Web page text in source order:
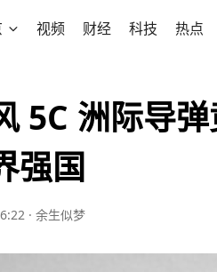
视频 财经 科技 热点
5C 洲际导
强国
· 余生似梦